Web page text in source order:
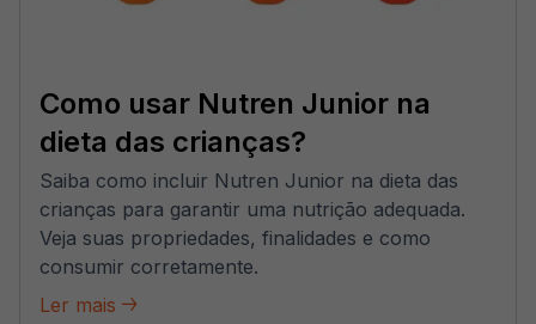
Como usar Nutren Junior na
dieta das crianças?
Saiba como incluir Nutren Junior na dieta das
crianças para garantir uma nutrição adequada.
Veja suas propriedades, finalidades e como
consumir corretamente.
Ler mais